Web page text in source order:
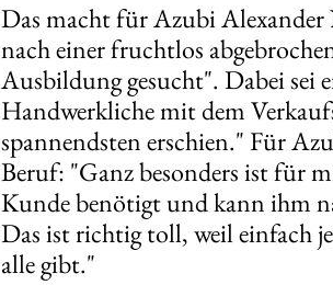
Das macht für Azubi Alexander
nach einer fruchtlos
Ausbildung gesucht". Dabei sei
Handwerkliche mit dem
spannendsten erschien." Für
Beruf: "Ganz besonders ist für
Kunde benötigt und kann ihm
Das ist richtig toll, weil einfach
alle gibt."